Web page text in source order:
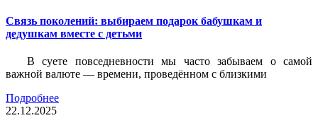
Связь поколений: выбираем подарок бабушкам и
дедушкам вместе с детьми
В суете повседневности мы часто забываем о самой
важной валюте — времени, проведённом с близкими
Подробнее
22.12.2025